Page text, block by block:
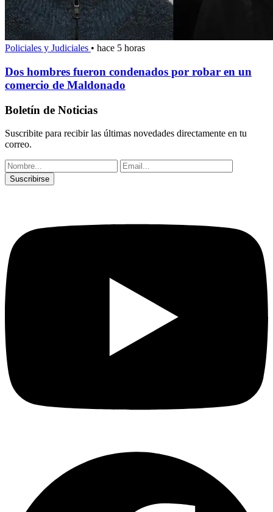
Policiales y Judiciales • hace 5 horas
Dos hombres fueron condenados por robar en un
comercio de Maldonado
Boletín de Noticias
Suscribite para recibir las últimas novedades directamente en tu
correo.
Suscribirse